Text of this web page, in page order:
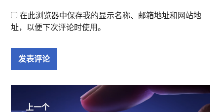
在此浏览器中保存我的显示名称、邮箱地址和网站地
址，以便下次评论时使用。
文上一个